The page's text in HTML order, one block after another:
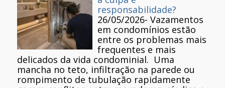
responsabilidade?
26/05/2026- Vazamentos
em condomínios estão
entre os problemas mais
frequentes e mais
delicados da vida condominial. Uma
mancha no teto, infiltração na parede ou
rompimento de tubulação rapidamente